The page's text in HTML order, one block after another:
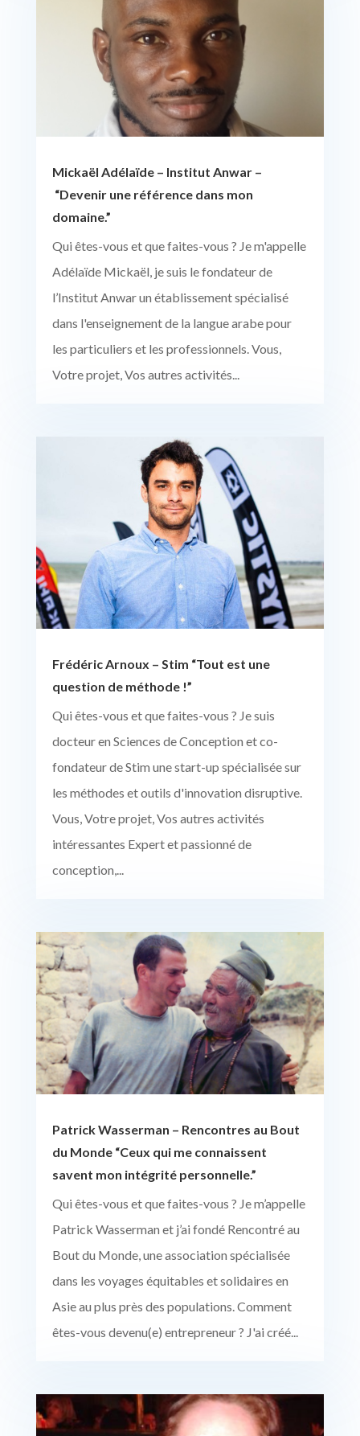
Mickaël Adélaïde – Institut Anwar –
“Devenir une référence dans mon
domaine.”
Qui êtes-vous et que faites-vous ? Je m'appelle
Adélaïde Mickaël, je suis le fondateur de
l’Institut Anwar un établissement spécialisé
dans l'enseignement de la langue arabe pour
les particuliers et les professionnels. Vous,
Votre projet, Vos autres activités...
Frédéric Arnoux – Stim “Tout est une
question de méthode !”
Qui êtes-vous et que faites-vous ? Je suis
docteur en Sciences de Conception et co-
fondateur de Stim une start-up spécialisée sur
les méthodes et outils d'innovation disruptive.
Vous, Votre projet, Vos autres activités
intéressantes Expert et passionné de
conception,...
Patrick Wasserman – Rencontres au Bout
du Monde “Ceux qui me connaissent
savent mon intégrité personnelle.”
Qui êtes-vous et que faites-vous ? Je m’appelle
Patrick Wasserman et j’ai fondé Rencontré au
Bout du Monde, une association spécialisée
dans les voyages équitables et solidaires en
Asie au plus près des populations. Comment
êtes-vous devenu(e) entrepreneur ? J'ai créé...